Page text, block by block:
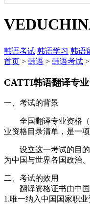
韩语考试 韩语学习 韩语
首页 > 韩语 > 韩语考试 >
CATTI韩语翻译专
一、考试的背景
全国翻译专业资格（
业资格目录清单，是一
设立这一考试的目的
为中国与世界各国政治
二、考试的效用
翻译资格证书由中国
1.唯一纳入中国国家职